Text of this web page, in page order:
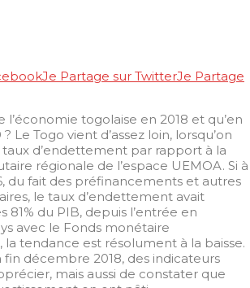
Je Partage sur TwitterJe Partage
togolaise en 2018 et qu’en
Le Togo vient d’assez loin, lorsqu’on
d’endettement par rapport à la
régionale de l’espace UEMOA. Si à
du fait des préfinancements et autres
le taux d’endettement avait
81% du PIB, depuis l’entrée en
avec le Fonds monétaire
la tendance est résolument à la baisse.
fin décembre 2018, des indicateurs
mais aussi de constater que